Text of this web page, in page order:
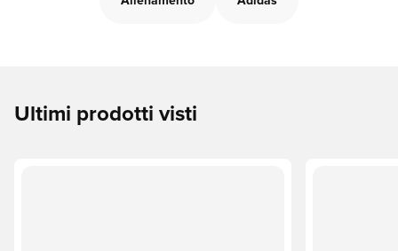
Ultimi prodotti visti